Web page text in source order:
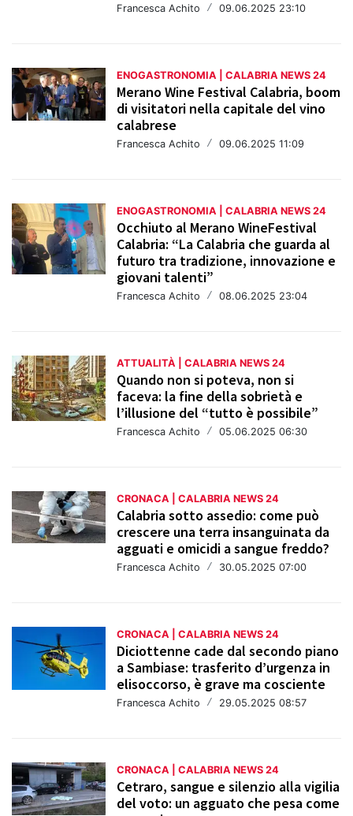
Francesca Achito / 09.06.2025 23:10
ENOGASTRONOMIA | CALABRIA NEWS 24
Merano Wine Festival Calabria, boom
di visitatori nella capitale del vino
calabrese
Francesca Achito / 09.06.2025 11:09
ENOGASTRONOMIA | CALABRIA NEWS 24
Occhiuto al Merano WineFestival
Calabria: “La Calabria che guarda al
futuro tra tradizione, innovazione e
giovani talenti”
Francesca Achito / 08.06.2025 23:04
ATTUALITÀ | CALABRIA NEWS 24
Quando non si poteva, non si
faceva: la fine della sobrietà e
l’illusione del “tutto è possibile”
Francesca Achito / 05.06.2025 06:30
CRONACA | CALABRIA NEWS 24
Calabria sotto assedio: come può
crescere una terra insanguinata da
agguati e omicidi a sangue freddo?
Francesca Achito / 30.05.2025 07:00
CRONACA | CALABRIA NEWS 24
Diciottenne cade dal secondo piano
a Sambiase: trasferito d’urgenza in
elisoccorso, è grave ma cosciente
Francesca Achito / 29.05.2025 08:57
CRONACA | CALABRIA NEWS 24
Cetraro, sangue e silenzio alla vigilia
del voto: un agguato che pesa come